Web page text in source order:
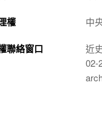
權 中
聯絡窗口
近
02-